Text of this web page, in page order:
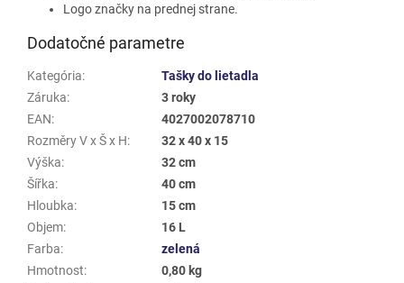
Logo značky na prednej strane.
Dodatočné parametre
Kategória:
Tašky do lietadla
Záruka:
3 roky
EAN:
4027002078710
Rozměry V x Š x H:
32 x 40 x 15
Výška:
32 cm
Šířka:
40 cm
Hloubka:
15 cm
Objem:
16 L
Farba:
zelená
Hmotnost:
0,80 kg